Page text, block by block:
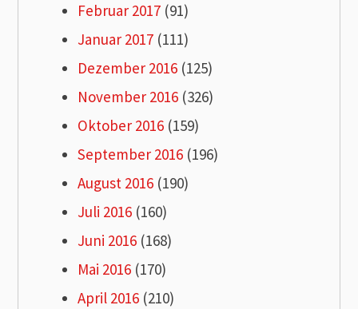
Februar 2017 (91)
Januar 2017 (111)
Dezember 2016 (125)
November 2016 (326)
Oktober 2016 (159)
September 2016 (196)
August 2016 (190)
Juli 2016 (160)
Juni 2016 (168)
Mai 2016 (170)
April 2016 (210)